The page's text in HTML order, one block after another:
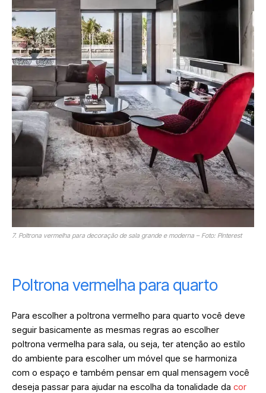
7. Poltrona vermelha para decoração de sala grande e moderna – Foto: Pinterest
Poltrona vermelha para quarto
Para escolher a poltrona vermelho para quarto você deve
seguir basicamente as mesmas regras ao escolher
poltrona vermelha para sala, ou seja, ter atenção ao estilo
do ambiente para escolher um móvel que se harmoniza
com o espaço e também pensar em qual mensagem você
deseja passar para ajudar na escolha da tonalidade da cor